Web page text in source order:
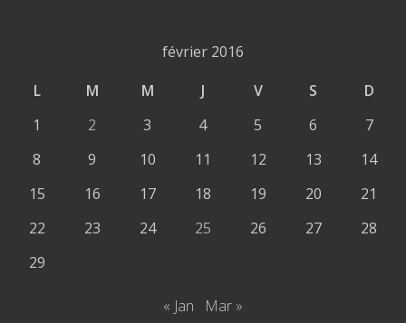
février 2016
L
M M J V S
D
1
2 3 4 5 6
7
8
9 10 11 12 13
14
15
16 17 18 19 20
21
22
23 24 25 26 27
28
29
« Jan Mar »